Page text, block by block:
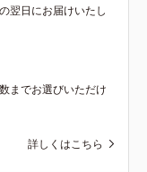
翌日にお届けいたし
までお選びいただけ
詳しくはこちら